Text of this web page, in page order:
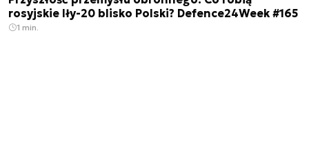
rosyjskie Iły-20 blisko Polski? Defence24Week #165
1 min.